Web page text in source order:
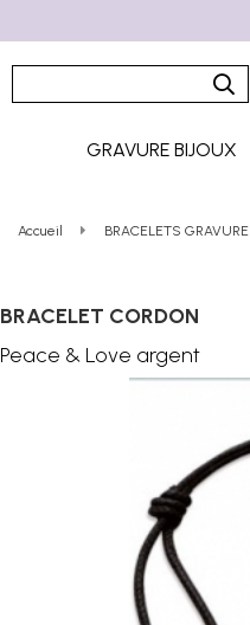
GRAVURE BIJOUX
Accueil BRACELETS GRAVURE
BRACELET CORDON
Peace & Love argent